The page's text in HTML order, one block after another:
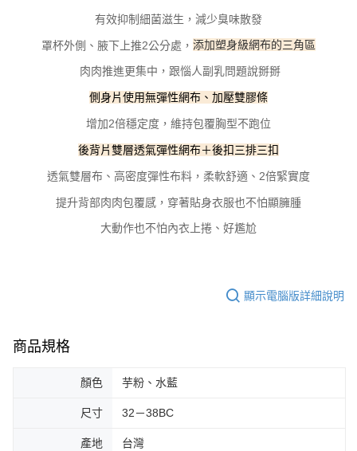
有效抑制細菌滋生，減少臭味散發
罩杯外側、腋下上推2公分處， 添加塑身級網布的三角區
肉肉推進更集中，跟惱人副乳問題說掰掰
側身片使用無彈性網布、加壓雙膠條
增加2倍穩定度，維持包覆胸型不跑位
後背片雙層透氣彈性網布＋後扣三排三扣
透氣雙層布、高密度彈性布料，柔軟舒適、2倍緊實度
提升背部肉肉包覆感，穿著貼身衣服也不怕顯臃腫
大動作也不怕內衣上捲、好尷尬
顯示電腦版詳細說明
商品規格
顏色 芋粉、水藍
尺寸 32－38BC
產地 台灣